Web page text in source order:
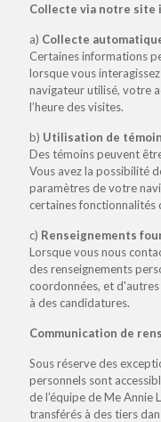
Collecte via notre site
a) Collecte
Certaines informations
lorsque vous
navigateur utilisé, votre
l’heure des visites.
b) Utilisation de
Des témoins peuvent
Vous avez la possibilité
paramètres de votre
certaines fonctionnalités
c) Renseignements
Lorsque vous nous
des renseignements
coordonnées, et
à des candidatures.
Communication de
Sous réserve des
personnels sont
de l’équipe de Me
transférés à des tiers